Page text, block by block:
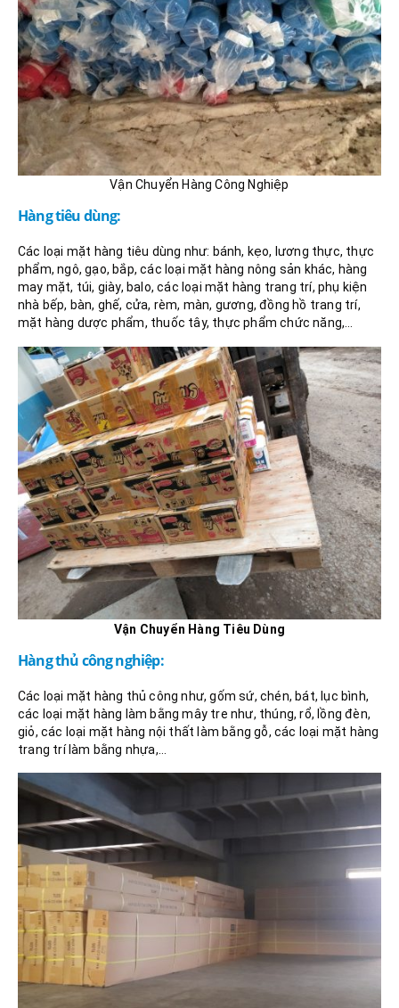
Vận Chuyển Hàng Công Nghiệp
Hàng tiêu dùng:
Các loại mặt hàng tiêu dùng như: bánh, kẹo, lương thực, thực
phẩm, ngô, gạo, bắp, các loại mặt hàng nông sản khác, hàng
may mặt, túi, giày, balo, các loại mặt hàng trang trí, phụ kiện
nhà bếp, bàn, ghế, cửa, rèm, màn, gương, đồng hồ trang trí,
mặt hàng dược phẩm, thuốc tây, thực phẩm chức năng,…
Vận Chuyển Hàng Tiêu Dùng
Hàng thủ công nghiệp:
Các loại mặt hàng thủ công như, gốm sứ, chén, bát, lục bình,
các loại mặt hàng làm bằng mây tre như, thúng, rổ, lồng đèn,
giỏ, các loại mặt hàng nội thất làm bằng gỗ, các loại mặt hàng
trang trí làm bằng nhựa,…